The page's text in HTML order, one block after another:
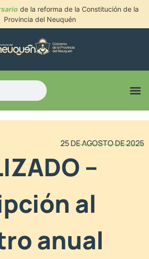
de la reforma de la Constitución de la
Provincia del Neuquén
25 DE AGOSTO DE 2025
–
al
anual